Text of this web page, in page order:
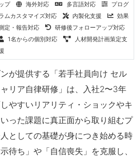
ップ
海外対応 多言語対応
プログ
ムカスタマイズ対応
内製化支援
効果
定・報告対応
研修後フォローアップ対応
1名からの個別対応
人材開発計画策定支
が提供する「若手社員向け セル
リア自律研修」は、入社2〜3年
やすいリアリティ・ショックやキ
った課題に真正面から取り組むプ
としての基礎が身につき始める時
待ち」や「自信喪失」を克服し、